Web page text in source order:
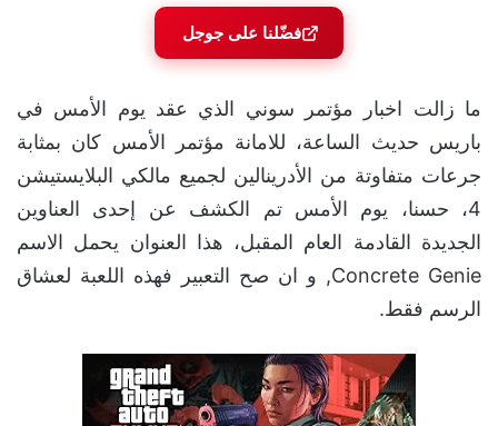
فضّلنا على جوجل
ما زالت اخبار مؤتمر سوني الذي عقد يوم الأمس في
باريس حديث الساعة، للامانة مؤتمر الأمس كان بمثابة
جرعات متفاوتة من الأدرينالين لجميع مالكي البلايستيشن
4، حسنا، يوم الأمس تم الكشف عن إحدى العناوين
الجديدة القادمة العام المقبل، هذا العنوان يحمل الاسم
Concrete Genie, و ان صح التعبير فهذه اللعبة لعشاق
الرسم فقط.